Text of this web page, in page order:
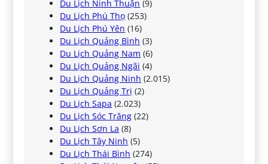
Du Lịch Ninh Thuận (9)
Du Lịch Phú Thọ (253)
Du Lịch Phú Yên (16)
Du Lịch Quảng Bình (3)
Du Lịch Quảng Nam (6)
Du Lịch Quảng Ngãi (4)
Du Lịch Quảng Ninh (2.015)
Du Lịch Quảng Trị (2)
Du Lịch Sapa (2.023)
Du Lịch Sóc Trăng (22)
Du Lịch Sơn La (8)
Du Lịch Tây Ninh (5)
Du Lịch Thái Bình (274)